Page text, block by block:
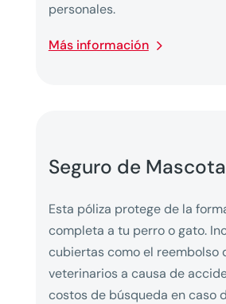
personales.
Más información
Seguro de
Esta póliza protege de la
completa a tu perro o gato.
cubiertas como el reembolso
veterinarios a causa de
costos de búsqueda en caso